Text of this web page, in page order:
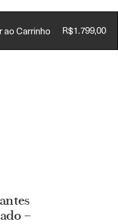
Conta
CARRINHO(0)
–
ao Carrinho R$1.799,00